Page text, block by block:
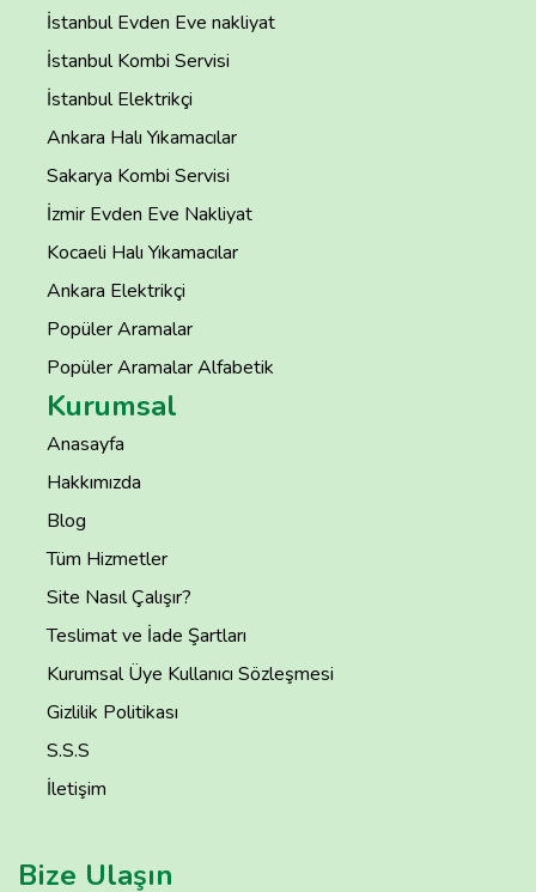
İstanbul Evden Eve nakliyat
İstanbul Kombi Servisi
İstanbul Elektrikçi
Ankara Halı Yıkamacılar
Sakarya Kombi Servisi
İzmir Evden Eve Nakliyat
Kocaeli Halı Yıkamacılar
Ankara Elektrikçi
Popüler Aramalar
Popüler Aramalar Alfabetik
Kurumsal
Anasayfa
Hakkımızda
Blog
Tüm Hizmetler
Site Nasıl Çalışır?
Teslimat ve İade Şartları
Kurumsal Üye Kullanıcı Sözleşmesi
Gizlilik Politikası
S.S.S
İletişim
Bize Ulaşın